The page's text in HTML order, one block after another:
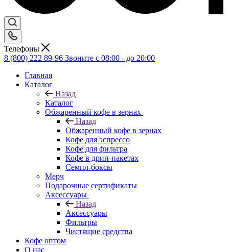
Телефоны
8 (800) 222 89-96 Звоните с 08:00 - до 20:00
Главная
Каталог
Назад
Каталог
Обжаренный кофе в зернах
Назад
Обжаренный кофе в зернах
Кофе для эспрессо
Кофе для фильтра
Кофе в дрип-пакетах
Семпл-боксы
Мерч
Подарочные сертификаты
Аксессуары
Назад
Аксессуары
Фильтры
Чистящие средства
Кофе оптом
О нас